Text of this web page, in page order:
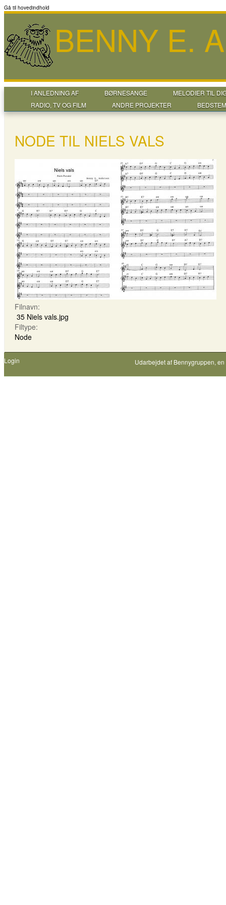
Gå til hovedindhold
BENNY E.
I ANLEDNING AF BØRNESANGE
MELODIER TIL
RADIO, TV OG FILM
ANDRE PROJEKTER
NODE TIL NIELS VALS
Filnavn:
35 Niels vals.jpg
Filtype:
Node
Login Udarbejdet af Bennygruppen,